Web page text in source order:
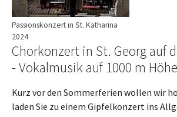
Passionskonzert in St. Katharina
2024
Chorkonzert in St. Georg auf
- Vokalmusik auf 1000 m Höhe
Kurz vor den Sommerferien wollen wir
laden Sie zu einem Gipfelkonzert ins